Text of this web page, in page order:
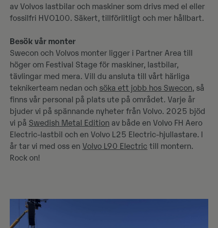
av Volvos lastbilar och maskiner som drivs med el eller
fossilfri HVO100. Säkert, tillförlitligt och mer hållbart.
Besök vår monter
Swecon och Volvos monter ligger i Partner Area till
höger om Festival Stage för maskiner, lastbilar,
tävlingar med mera. Vill du ansluta till vårt härliga
teknikerteam nedan och söka ett jobb hos Swecon, så
finns vår personal på plats ute på området. Varje år
bjuder vi på spännande nyheter från Volvo. 2025 bjöd
vi på Swedish Metal Edition av både en Volvo FH Aero
Electric-lastbil och en Volvo L25 Electric-hjullastare. I
år tar vi med oss en Volvo L90 Electric till montern.
Rock on!